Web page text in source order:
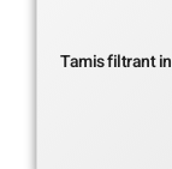
Tamis filtrant